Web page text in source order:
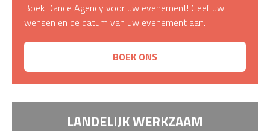
Boek Dance Agency voor uw evenement! Geef uw
wensen en de datum van uw evenement aan.
BOEK ONS
LANDELIJK WERKZAAM